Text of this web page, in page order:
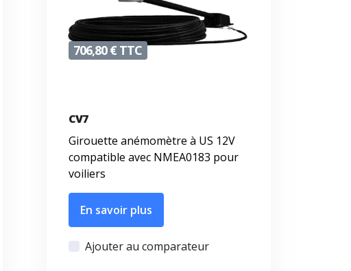
706,80 € TTC
CV7
Girouette anémomètre à US 12V
compatible avec NMEA0183 pour
voiliers
En savoir plus
Ajouter au comparateur